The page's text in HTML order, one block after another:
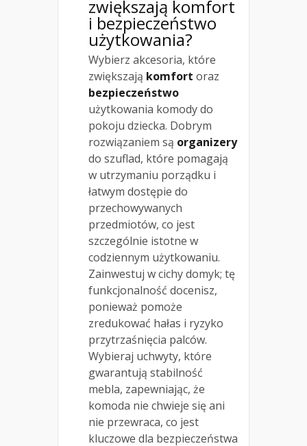
zwiększają komfort
i bezpieczeństwo
użytkowania?
Wybierz akcesoria, które
zwiększają komfort oraz
bezpieczeństwo
użytkowania komody do
pokoju dziecka. Dobrym
rozwiązaniem są organizery
do szuflad, które pomagają
w utrzymaniu porządku i
łatwym dostępie do
przechowywanych
przedmiotów, co jest
szczególnie istotne w
codziennym użytkowaniu.
Zainwestuj w cichy domyk; tę
funkcjonalność docenisz,
ponieważ pomoże
zredukować hałas i ryzyko
przytrzaśnięcia palców.
Wybieraj uchwyty, które
gwarantują stabilność
mebla, zapewniając, że
komoda nie chwieje się ani
nie przewraca, co jest
kluczowe dla bezpieczeństwa